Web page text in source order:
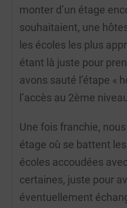
monter d’un étage
souhaitaient, une
les écoles les plus
étant là juste pour
avons sauté l’étape «
l’accès au 2ème
Une fois franchie,
étage où se battent
écoles accoudées
certaines, juste pour
éventuellement